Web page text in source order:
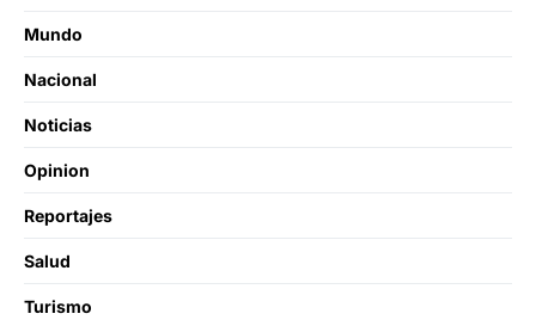
Mundo
Nacional
Noticias
Opinion
Reportajes
Salud
Turismo